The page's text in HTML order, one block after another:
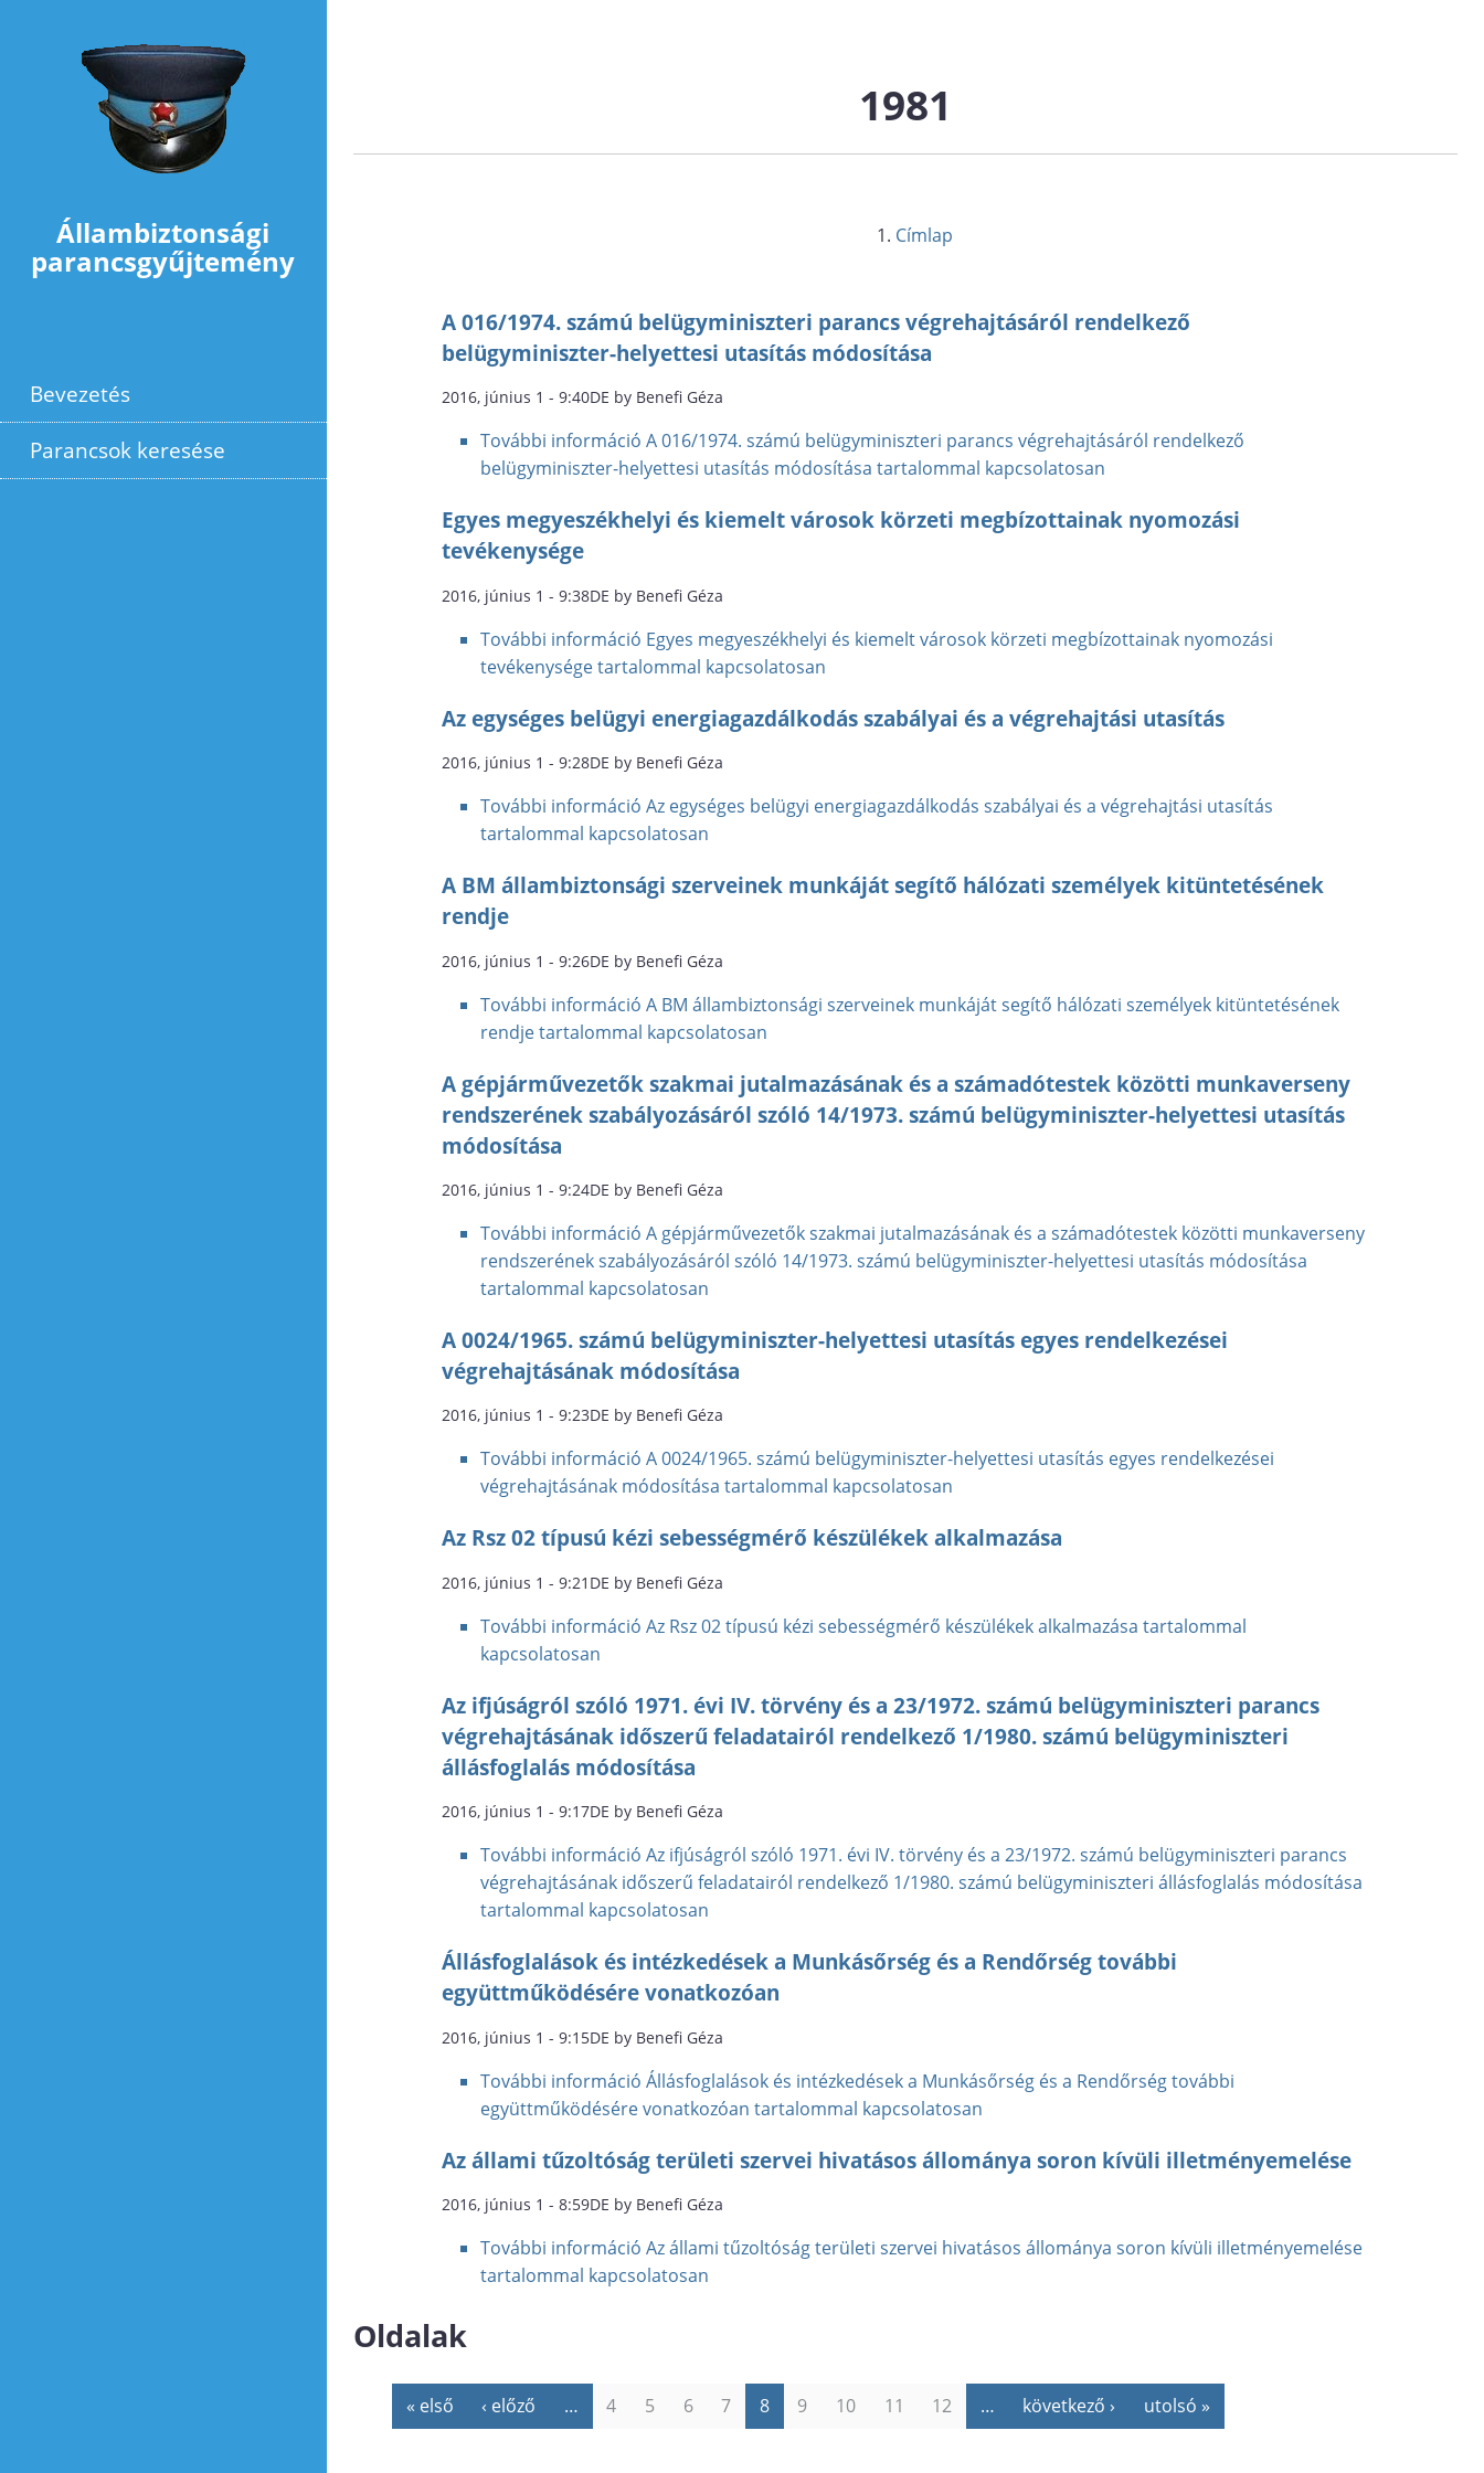
Állambiztonsági
parancsgyűjtemény
Bevezetés
Parancsok keresése
1981
Címlap
A 016/1974. számú belügyminiszteri parancs végrehajtásáról rendelkező
belügyminiszter-helyettesi utasítás módosítása
2016, június 1 - 9:40DE by Benefi Géza
További információ A 016/1974. számú belügyminiszteri parancs végrehajtásáról rendelkező
belügyminiszter-helyettesi utasítás módosítása tartalommal kapcsolatosan
Egyes megyeszékhelyi és kiemelt városok körzeti megbízottainak nyomozási
tevékenysége
2016, június 1 - 9:38DE by Benefi Géza
További információ Egyes megyeszékhelyi és kiemelt városok körzeti megbízottainak nyomozási
tevékenysége tartalommal kapcsolatosan
Az egységes belügyi energiagazdálkodás szabályai és a végrehajtási utasítás
2016, június 1 - 9:28DE by Benefi Géza
További információ Az egységes belügyi energiagazdálkodás szabályai és a végrehajtási utasítás
tartalommal kapcsolatosan
A BM állambiztonsági szerveinek munkáját segítő hálózati személyek kitüntetésének
rendje
2016, június 1 - 9:26DE by Benefi Géza
További információ A BM állambiztonsági szerveinek munkáját segítő hálózati személyek kitüntetésének
rendje tartalommal kapcsolatosan
A gépjárművezetők szakmai jutalmazásának és a számadótestek közötti munkaverseny
rendszerének szabályozásáról szóló 14/1973. számú belügyminiszter-helyettesi utasítás
módosítása
2016, június 1 - 9:24DE by Benefi Géza
További információ A gépjárművezetők szakmai jutalmazásának és a számadótestek közötti munkaverseny
rendszerének szabályozásáról szóló 14/1973. számú belügyminiszter-helyettesi utasítás módosítása
tartalommal kapcsolatosan
A 0024/1965. számú belügyminiszter-helyettesi utasítás egyes rendelkezései
végrehajtásának módosítása
2016, június 1 - 9:23DE by Benefi Géza
További információ A 0024/1965. számú belügyminiszter-helyettesi utasítás egyes rendelkezései
végrehajtásának módosítása tartalommal kapcsolatosan
Az Rsz 02 típusú kézi sebességmérő készülékek alkalmazása
2016, június 1 - 9:21DE by Benefi Géza
További információ Az Rsz 02 típusú kézi sebességmérő készülékek alkalmazása tartalommal
kapcsolatosan
Az ifjúságról szóló 1971. évi IV. törvény és a 23/1972. számú belügyminiszteri parancs
végrehajtásának időszerű feladatairól rendelkező 1/1980. számú belügyminiszteri
állásfoglalás módosítása
2016, június 1 - 9:17DE by Benefi Géza
További információ Az ifjúságról szóló 1971. évi IV. törvény és a 23/1972. számú belügyminiszteri parancs
végrehajtásának időszerű feladatairól rendelkező 1/1980. számú belügyminiszteri állásfoglalás módosítása
tartalommal kapcsolatosan
Állásfoglalások és intézkedések a Munkásőrség és a Rendőrség további
együttműködésére vonatkozóan
2016, június 1 - 9:15DE by Benefi Géza
További információ Állásfoglalások és intézkedések a Munkásőrség és a Rendőrség további
együttműködésére vonatkozóan tartalommal kapcsolatosan
Az állami tűzoltóság területi szervei hivatásos állománya soron kívüli illetményemelése
2016, június 1 - 8:59DE by Benefi Géza
További információ Az állami tűzoltóság területi szervei hivatásos állománya soron kívüli illetményemelése
tartalommal kapcsolatosan
Oldalak
« első ‹ előző … 4 5 6 7 8 9 10 11 12 … következő › utolsó »